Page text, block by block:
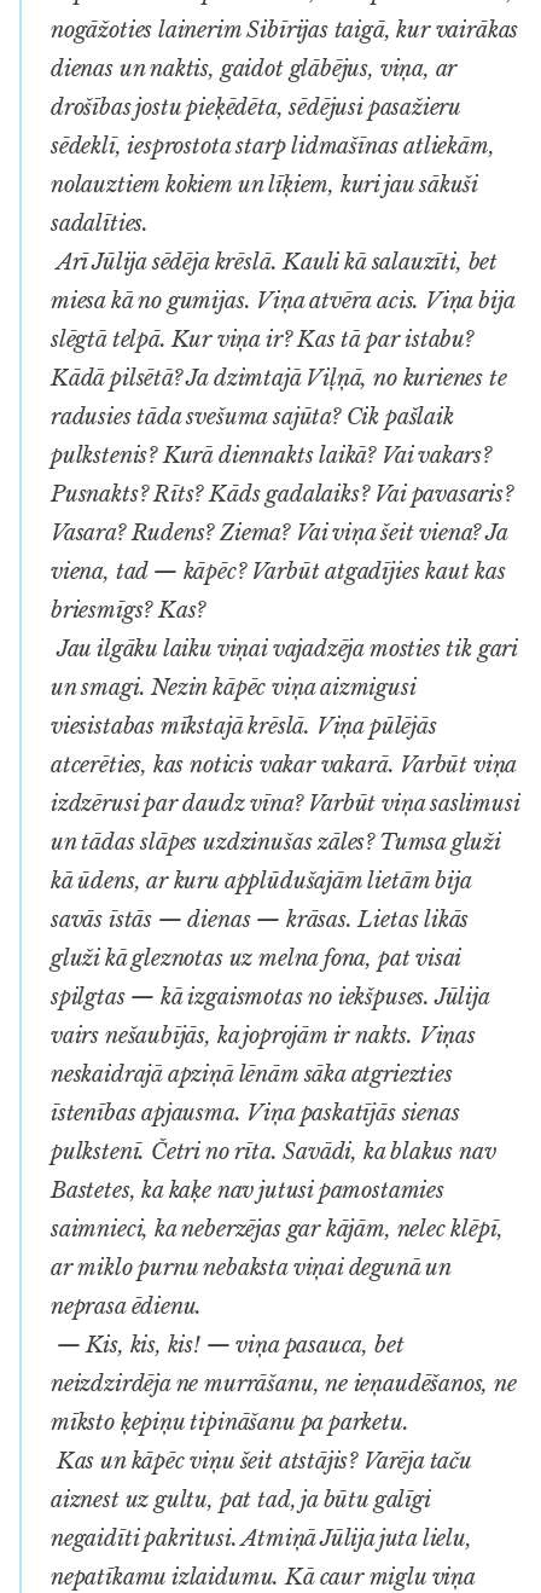
nogāžoties lainerim Sibīrijas taigā, kur vairākas
dienas un naktis, gaidot glābējus, viņa, ar
drošības jostu pieķēdēta, sēdējusi pasažieru
sēdeklī, iesprostota starp lidmašīnas atliekām,
nolauztiem kokiem un līķiem, kuri jau sākuši
sadalīties.
Arī Jūlija sēdēja krēslā. Kauli kā salauzīti, bet
miesa kā no gumijas. Viņa atvēra acis. Viņa bija
slēgtā telpā. Kur viņa ir? Kas tā par istabu?
Kādā pilsētā? Ja dzimtajā Viļņā, no kurienes te
radusies tāda svešuma sajūta? Cik pašlaik
pulkstenis? Kurā diennakts laikā? Vai vakars?
Pusnakts? Rīts? Kāds gadalaiks? Vai pavasaris?
Vasara? Rudens? Ziema? Vai viņa šeit viena? Ja
viena, tad — kāpēc? Varbūt atgadījies kaut kas
briesmīgs? Kas?
Jau ilgāku laiku viņai vajadzēja mosties tik gari
un smagi. Nezin kāpēc viņa aizmigusi
viesistabas mīkstajā krēslā. Viņa pūlējās
atcerēties, kas noticis vakar vakarā. Varbūt viņa
izdzērusi par daudz vīna? Varbūt viņa saslimusi
un tādas slāpes uzdzinušas zāles? Tumsa gluži
kā ūdens, ar kuru applūdušajām lietām bija
savās īstās — dienas — krāsas. Lietas likās
gluži kā gleznotas uz melna fona, pat visai
spilgtas — kā izgaismotas no iekšpuses. Jūlija
vairs nešaubījās, ka joprojām ir nakts. Viņas
neskaidrajā apziņā lēnām sāka atgriezties
īstenības apjausma. Viņa paskatījās sienas
pulkstenī. Četri no rīta. Savādi, ka blakus nav
Bastetes, ka kaķe nav jutusi pamostamies
saimnieci, ka neberzējas gar kājām, nelec klēpī,
ar miklo purnu nebaksta viņai degunā un
neprasa ēdienu.
— Kis, kis, kis! — viņa pasauca, bet
neizdzirdēja ne murrāšanu, ne ieņaudēšanos, ne
mīksto ķepiņu tipināšanu pa parketu.
Kas un kāpēc viņu šeit atstājis? Varēja taču
aiznest uz gultu, pat tad, ja būtu galīgi
negaidīti pakritusi. Atmiņā Jūlija juta lielu,
nepatīkamu izlaidumu. Kā caur miglu viņa